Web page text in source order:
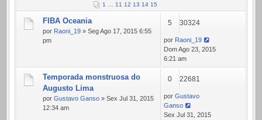
1 … 11 12 13 14 15
FIBA Oceania
por Raoni_19 » Seg Ago 17, 2015 6:55
pm
5 30324
por Raoni_19
Dom Ago 23, 2015
6:21 am
Temporada monstruosa do
Augusto Lima
por Gustavo Ganso » Sex Jul 31, 2015
12:34 am
0 22681
por Gustavo
Ganso
Sex Jul 31, 2015